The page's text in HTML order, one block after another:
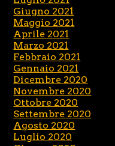
Giugno 2021
Maggio 2021
Aprile 2021
Marzo 2021
Febbraio 2021
Gennaio 2021
Dicembre 2020
Novembre 2020
Ottobre 2020
Settembre 2020
Agosto 2020
Luglio 2020